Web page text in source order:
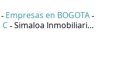
- Empresas en BOGOTA -
C - Simaloa Inmobiliari...